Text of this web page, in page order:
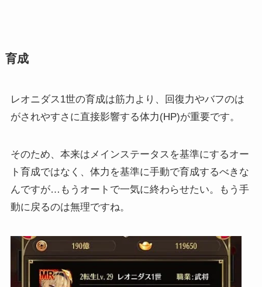
育成
レオニダス1世の育成は筋力より、回復力やバフのは
がされやすさに直接影響する体力(HP)が重要です。
そのため、本来はメインステータスを基準にするオー
ト育成ではなく、体力を基準に手動で育成するべきな
んですが…もうオートで一気に終わらせたい。もう手
動に戻るのは無理ですね。